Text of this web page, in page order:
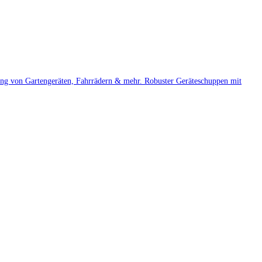
von Gartengeräten, Fahrrädern & mehr. Robuster Geräteschuppen mit